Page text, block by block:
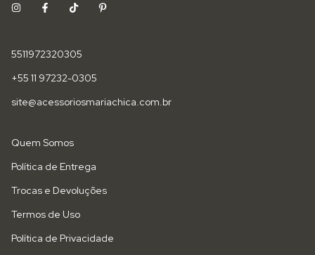
5511972320305
+55 11 97232-0305
site@acessoriosmariachica.com.br
Quem Somos
Política de Entrega
Trocas e Devoluções
Termos de Uso
Política de Privacidade